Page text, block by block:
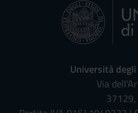
Università
Via